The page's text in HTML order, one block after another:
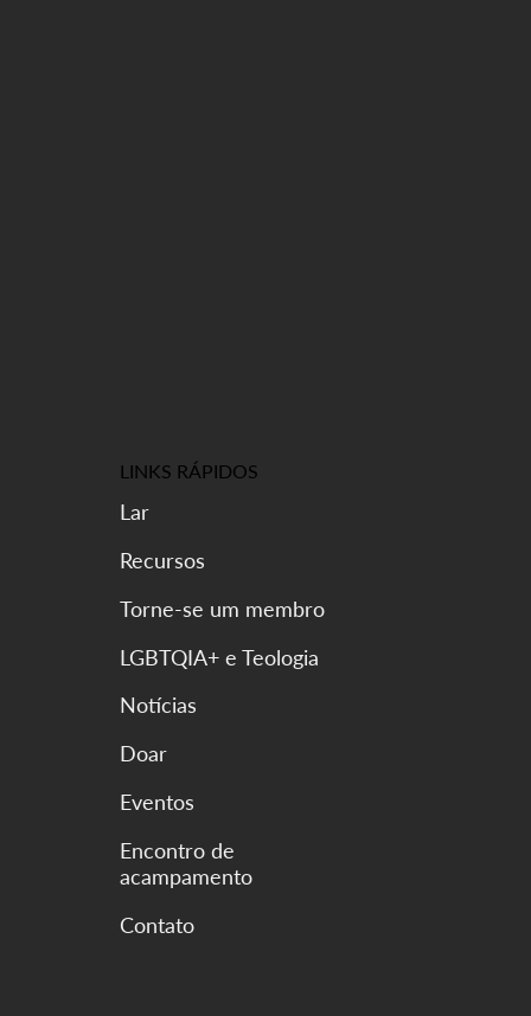
LINKS RÁPIDOS
Lar
Eventos
Recursos
Encontro de
acampamento
Torne-se um membro
LGBTQIA+ e Teologia
Notícias
Doar